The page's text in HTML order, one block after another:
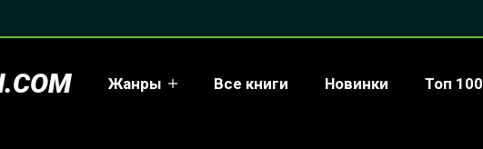
Жанры Все книги Новинки Топ 100